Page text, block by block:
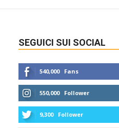
SEGUICI SUI SOCIAL
540,000 Fans
550,000 Follower
9,300 Follower